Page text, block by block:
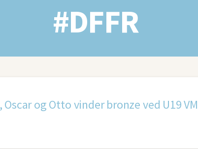
#DFFR
Oscar og Otto vinder bronze ved U19